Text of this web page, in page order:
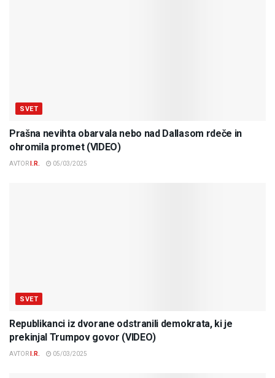
SVET
Prašna nevihta obarvala nebo nad Dallasom rdeče in
ohromila promet (VIDEO)
AVTOR I.R. 05/03/2025
SVET
Republikanci iz dvorane odstranili demokrata, ki je
prekinjal Trumpov govor (VIDEO)
AVTOR I.R. 05/03/2025